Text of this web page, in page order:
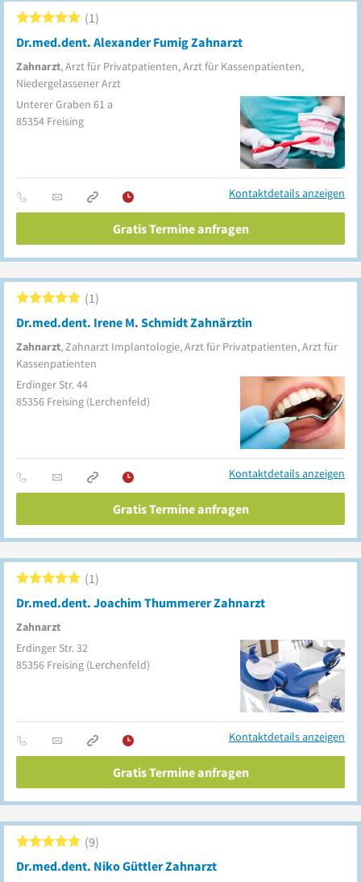
Dr.med.dent. Alexander Fumig Zahnarzt
Zahnarzt, Arzt für Privatpatienten, Arzt für Kassenpatienten,
Niedergelassener Arzt
1
Unterer Graben 61 a
85354 Freising
Kontaktdetails anzeigen
Gratis Termine anfragen
Dr.med.dent. Irene M. Schmidt Zahnärztin
Zahnarzt, Zahnarzt Implantologie, Arzt für Privatpatienten, Arzt für
Kassenpatienten
1
Erdinger Str. 44
85356 Freising (Lerchenfeld)
Kontaktdetails anzeigen
Gratis Termine anfragen
Dr.med.dent. Joachim Thummerer Zahnarzt
Zahnarzt
1
Erdinger Str. 32
85356 Freising (Lerchenfeld)
Kontaktdetails anzeigen
Gratis Termine anfragen
Dr.med.dent. Niko Güttler Zahnarzt
9